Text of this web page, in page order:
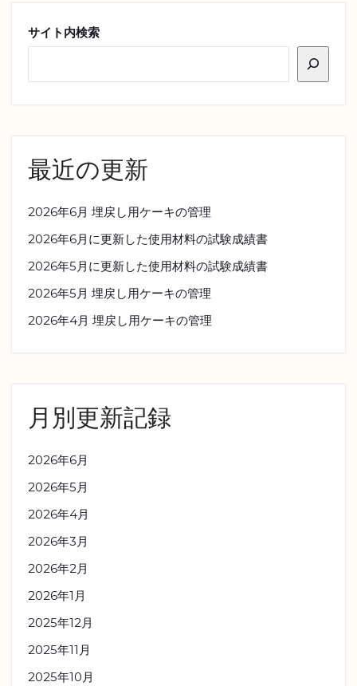
サイト内検索
最近の更新
2026年6月 埋戻し用ケーキの管理
2026年6月に更新した使用材料の試験成績書
2026年5月に更新した使用材料の試験成績書
2026年5月 埋戻し用ケーキの管理
2026年4月 埋戻し用ケーキの管理
月別更新記録
2026年6月
2026年5月
2026年4月
2026年3月
2026年2月
2026年1月
2025年12月
2025年11月
2025年10月